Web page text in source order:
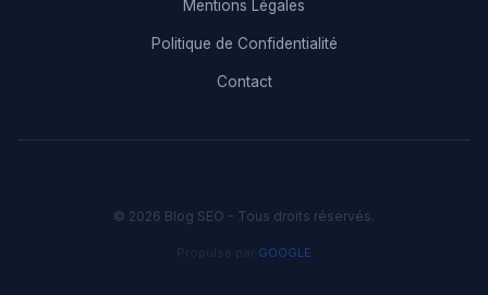
Mentions Légales
Politique de Confidentialité
Contact
© 2026 Blog SEO - Tous droits réservés.
GOOGLE